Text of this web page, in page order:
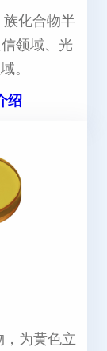
化合物半
领域、光
。
绍
为黄色立